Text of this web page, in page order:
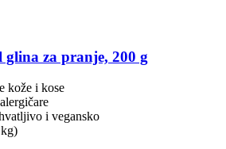
glina za pranje, 200 g
kože i kose
i vegansko